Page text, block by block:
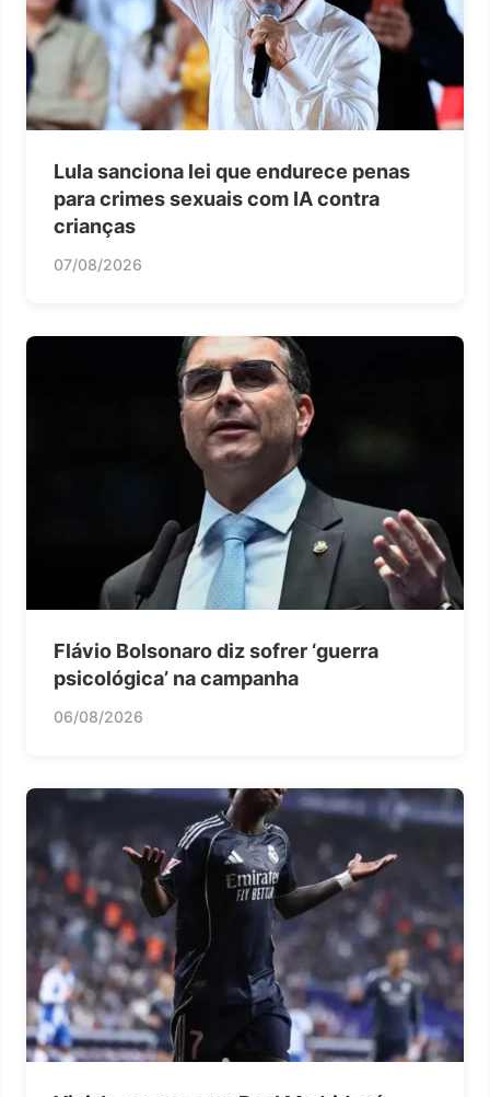
Lula sanciona lei que endurece penas
para crimes sexuais com IA contra
crianças
07/08/2026
Flávio Bolsonaro diz sofrer ‘guerra
psicológica’ na campanha
06/08/2026